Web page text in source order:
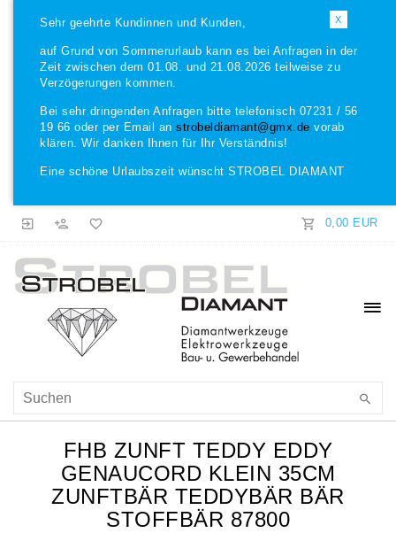
X
Sehr geehrte Kundinnen und Kunden,
auf Grund von Sommerurlaub kann es bei Anfragen in der
Zeit zwischen dem 01.08. und 21.08.2026 teilweise zu
Verzögerungen kommen.
Bei sehr dringenden Anfragen bitte telefonisch 07231 / 56
19 66 oder per Email an strobeldiamant@gmx.de vorab
klären. Wir danken Ihnen für Ihr Verständnis!
Eine schöne Urlaubszeit wünscht STROBEL DIAMANT
0,00 EUR
FHB ZUNFT TEDDY EDDY
GENAUCORD KLEIN 35CM
ZUNFTBÄR TEDDYBÄR BÄR
STOFFBÄR 87800